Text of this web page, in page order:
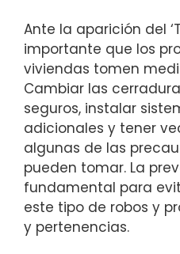
Ante ⁣la aparición ‌del
importante que los
viviendas tomen
Cambiar ‍las
seguros, instalar
adicionales y tener
algunas de las
pueden⁣ tomar. La
‌fundamental para
este tipo de robos y​
y pertenencias.